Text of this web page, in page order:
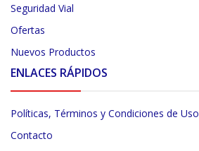
Seguridad Vial
Ofertas
Nuevos Productos
ENLACES RÁPIDOS
Políticas, Términos y Condiciones de Uso
Contacto